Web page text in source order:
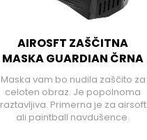
AIROSFT ZAŠČITNA
MASKA GUARDIAN ČRNA
Maska vam bo nudila zaščito za
celoten obraz. Je popolnoma
raztavljiva. Primerna je za airsoft
ali paintball navdušence.